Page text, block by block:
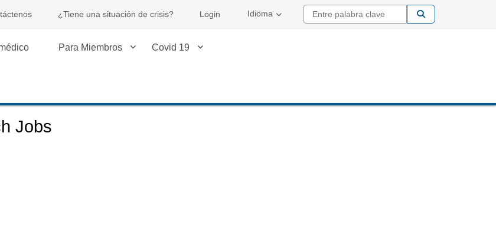
¿Tiene una situación de crisis? Login Idioma Entre palabra
Para Miembros Covid 19
Jobs